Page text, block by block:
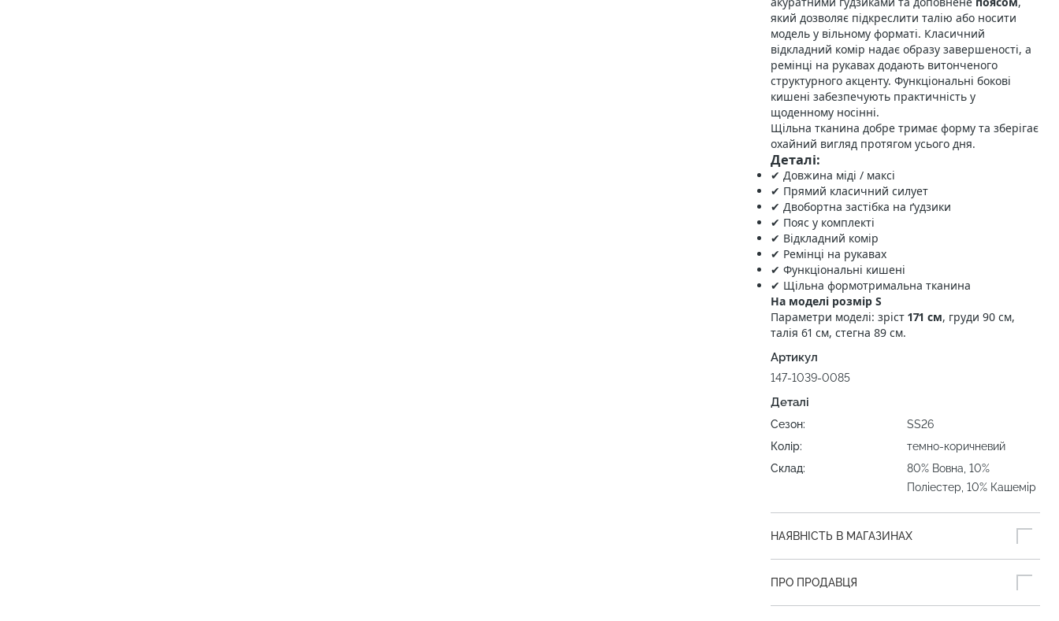
який дозволяє підкреслити талію або носити
модель у вільному форматі. Класичний
відкладний комір надає образу завершеності, а
ремінці на рукавах додають витонченого
структурного акценту. Функціональні бокові
кишені забезпечують практичність у
щоденному носінні.
Щільна тканина добре тримає форму та зберігає
охайний вигляд протягом усього дня.
Деталі:
✔ Довжина міді / максі
✔ Прямий класичний силует
✔ Двобортна застібка на ґудзики
✔ Пояс у комплекті
✔ Відкладний комір
✔ Ремінці на рукавах
✔ Функціональні кишені
✔ Щільна формотримальна тканина
На моделі розмір S
Параметри моделі: зріст 171 см, груди 90 см,
талія 61 см, стегна 89 см.
Артикул
147-1039-0085
Деталі
Сезон:
SS26
Колір:
темно-коричневий
Склад:
80% Вовна, 10%
Поліестер, 10% Кашемір
НАЯВНІСТЬ В МАГАЗИНАХ
ПРО ПРОДАВЦЯ